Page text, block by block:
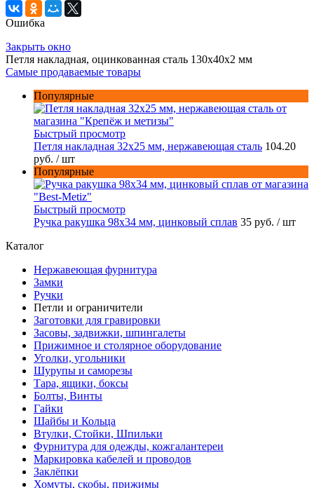
Ошибка
Закрыть окно
Петля накладная, оцинкованная сталь 130х40х2 мм
Самые продаваемые товары
Популярные
Быстрый просмотр
Петля накладная 32х25 мм, нержавеющая сталь 104.20
руб. / шт
Популярные
Быстрый просмотр
Ручка ракушка 98x34 мм, цинковый сплав 35 руб. / шт
Каталог
Нержавеющая фурнитура
Замки
Ручки
Петли и ограничители
Заготовки для гравировки
Засовы, задвижки, шпингалеты
Прижимное и столярное оборудование
Уголки, угольники
Шурупы и саморезы
Тара, ящики, боксы
Болты, Винты
Гайки
Шайбы и Кольца
Втулки, Стойки, Шпильки
Фурнитура для одежды, кожгалантереи
Маркировка кабелей и проводов
Заклёпки
Хомуты, скобы, прижимы